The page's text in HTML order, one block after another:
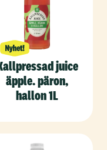
juice
äpple. päron,
hallon 1L